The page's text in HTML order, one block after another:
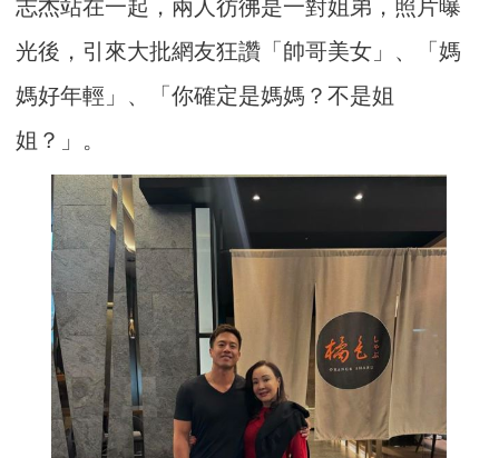
志杰站在一起，兩人彷彿是一對姐弟，照片曝
光後，引來大批網友狂讚「帥哥美女」、「媽
媽好年輕」、「你確定是媽媽？不是姐
姐？」。